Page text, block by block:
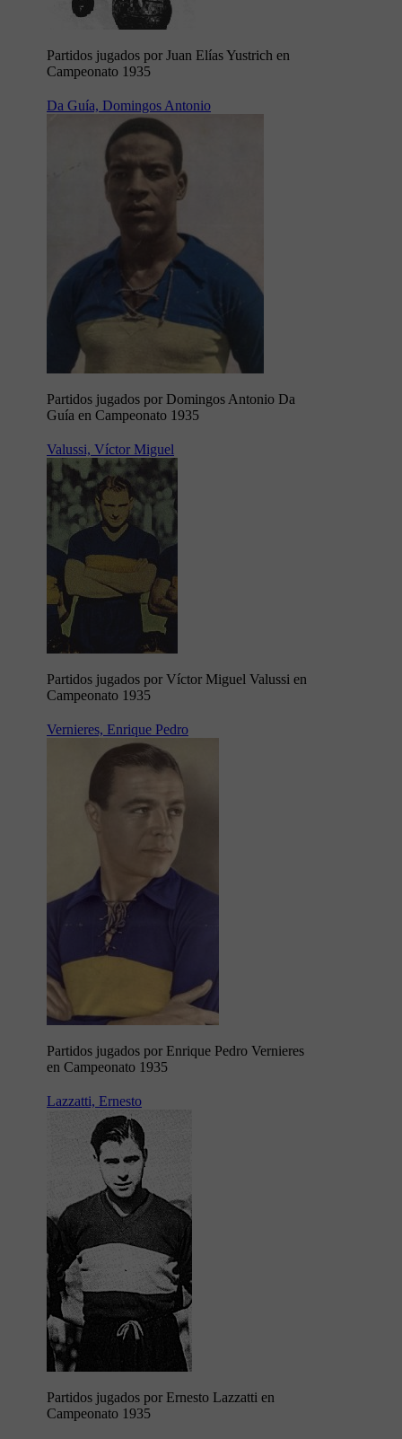
Partidos jugados por Juan Elías Yustrich en
Campeonato 1935
Da Guía, Domingos Antonio
Partidos jugados por Domingos Antonio Da
Guía en Campeonato 1935
Valussi, Víctor Miguel
Partidos jugados por Víctor Miguel Valussi en
Campeonato 1935
Vernieres, Enrique Pedro
Partidos jugados por Enrique Pedro Vernieres
en Campeonato 1935
Lazzatti, Ernesto
Partidos jugados por Ernesto Lazzatti en
Campeonato 1935